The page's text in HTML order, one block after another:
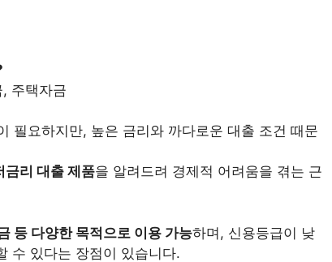
주택자금
필요하지만, 높은 금리와 까다로운 대출 조건 때문
금리 대출 제품을 알려드려 경제적 어려움을 겪는 근
등 다양한 목적으로 이용 가능하며, 신용등급이 낮
수 있다는 장점이 있습니다.